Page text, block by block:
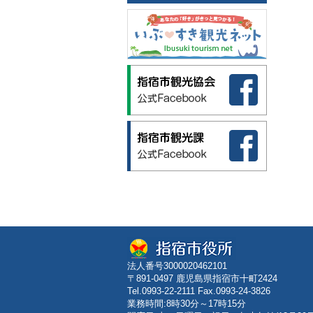
法人番号3000020462101
〒891-0497 鹿児島県指宿市十町2424
Tel.0993-22-2111 Fax.0993-24-3826
業務時間:8時30分～17時15分